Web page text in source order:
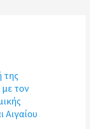
της
με τον
Αιγαίου